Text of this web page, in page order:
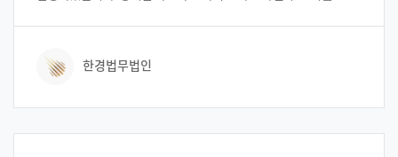
잘못 판단하여 도주하였습니다. 잠시 후 약속장소인 식당에 주차한
단속되어 입건되었습니다. 2회 이상 음주운전 및 사고후미조치로
되었습니다.
한경법무법인